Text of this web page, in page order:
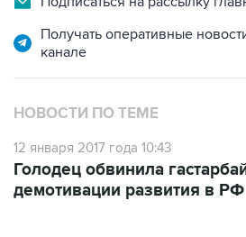
НОВОСТИ ПО ТЕМЕ
12 января 2017 года 10:43
демотивации развития в РФ